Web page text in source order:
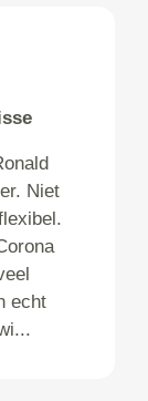
Niet
echt